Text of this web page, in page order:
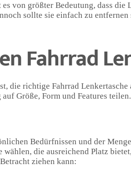
von größter Bedeutung, dass
sollte sie einfach zu entfernen
Fahrrad
die richtige Fahrrad Lenkertasche
Größe, Form und Features teilen.
Bedürfnissen und der
die ausreichend Platz
ziehen kann: